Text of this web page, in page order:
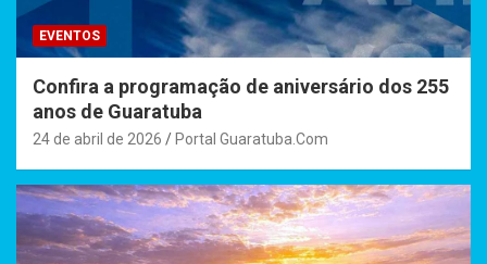
EVENTOS
Confira a programação de aniversário dos 255
anos de Guaratuba
24 de abril de 2026 Portal Guaratuba.Com